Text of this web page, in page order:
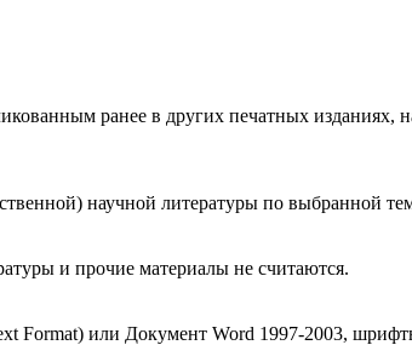
ранее в других печатных изданиях,
научной литературы по выбранной
и прочие материалы не считаются.
Format) или Документ Word 1997-2003,